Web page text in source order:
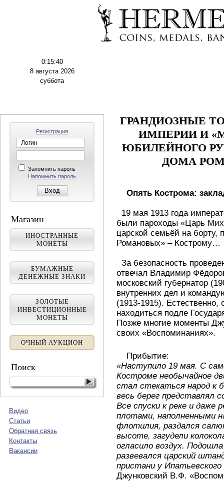
0:15:42
8 августа 2026
суббота
Регистрация
Запомнить пароль
Напомнить пароль
Магазин
ИНОСТРАННЫЕ
МОНЕТЫ
БУМАЖНЫЕ
ДЕНЕЖНЫЕ ЗНАКИ
ЗОЛОТЫЕ
ИНВЕСТИЦИОННЫЕ
МОНЕТЫ
ОЧНЫЙ АУКЦИОН
Поиск
Видео
Статьи
Обратная связь
Контакты
Вакансии
ГРАНДИОЗНЫЕ
ИМПЕРИИ И
ЮБИЛЕЙНОГО
ДОМА
Опять Кострома:
19 мая 1913 года
были пароходы «Царь
царской семьёй на
Романовых» – Кострому…
За безопасность
отвечал Владимир
московский губернатор
внутренних дел и
(1913-1915).
находиться подле
Позже многие моменты
своих «Воспоминаниях».
Прибытие:
«Наступило 19 мая. С
Костроме необычайное
стал стекаться народ к
весь берег представлял
Все спуски к реке и даже
плотами, наполненными
флотилия, раздался
высоте, загудели
огласило воздух.
развевался царский
пристани у
Джунковский В.Ф.